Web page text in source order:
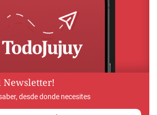
Newsletter!
desde donde necesites